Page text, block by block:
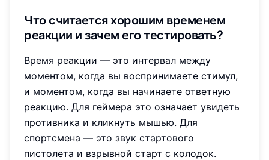
Что считается хорошим временем
реакции и зачем его тестировать?
Время реакции — это интервал между
моментом, когда вы воспринимаете стимул,
и моментом, когда вы начинаете ответную
реакцию. Для геймера это означает увидеть
противника и кликнуть мышью. Для
спортсмена — это звук стартового
пистолета и взрывной старт с колодок.